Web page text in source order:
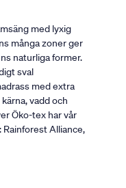
med lyxig
många zoner ger
naturliga former.
sval
med extra
vadd och
Öko-tex har vår
Rainforest Alliance,